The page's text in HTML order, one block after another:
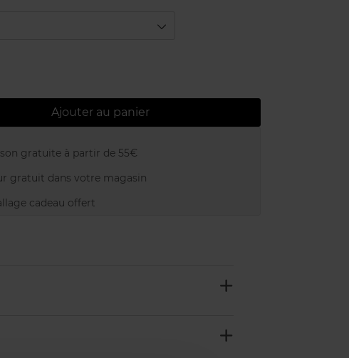
Ajouter au panier
gratuite à partir de 55€
gratuit dans votre magasin
cadeau offert